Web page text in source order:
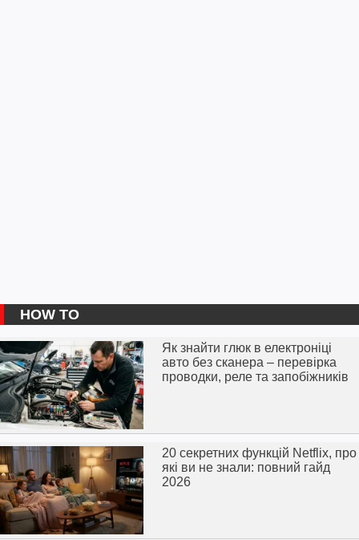
HOW TO
Як знайти глюк в електроніці
авто без сканера – перевірка
проводки, реле та запобіжників
20 секретних функцій Netflix, про
які ви не знали: повний гайд
2026